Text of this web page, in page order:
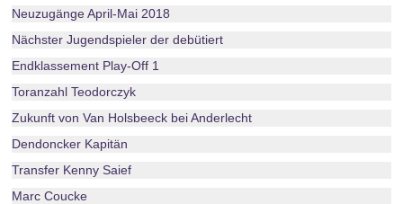
Neuzugänge April-Mai 2018
Nächster Jugendspieler der debütiert
Endklassement Play-Off 1
Toranzahl Teodorczyk
Zukunft von Van Holsbeeck bei Anderlecht
Dendoncker Kapitän
Transfer Kenny Saief
Marc Coucke